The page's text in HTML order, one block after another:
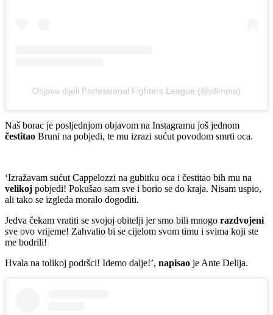
Objavu dijeli Professional Fighters League (@pflmma)
Naš borac je posljednjom objavom na Instagramu još jednom
čestitao Bruni na pobjedi, te mu izrazi sućut povodom smrti oca.
‘Izražavam sućut Cappelozzi na gubitku oca i čestitao bih mu na
velikoj pobjedi! Pokušao sam sve i borio se do kraja. Nisam uspio,
ali tako se izgleda moralo dogoditi.
Jedva čekam vratiti se svojoj obitelji jer smo bili mnogo razdvojeni
sve ovo vrijeme! Zahvalio bi se cijelom svom timu i svima koji ste
me bodrili!
Hvala na tolikoj podršci! Idemo dalje!’, napisao je Ante Delija.